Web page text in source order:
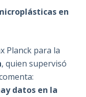
en
Planck para la
, quien supervisó
datos en la